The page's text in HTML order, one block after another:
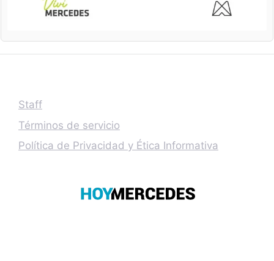
Staff
Términos de servicio
Política de Privacidad y Ética Informativa